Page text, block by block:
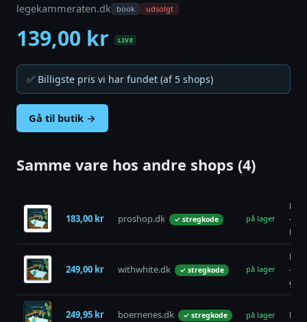
legekammeraten.dk book udsolgt
139,00 kr LIVE
✅ Billigste pris vi har fundet (af 5 shops)
Gå til butik →
Samme vare hos andre shops (4)
183,00 kr proshop.dk ✓ stregkode på lager
-
249,00 kr withwhite.dk ✓ stregkode på lager
-
249,95 kr boernenes.dk ✓ stregkode på lager